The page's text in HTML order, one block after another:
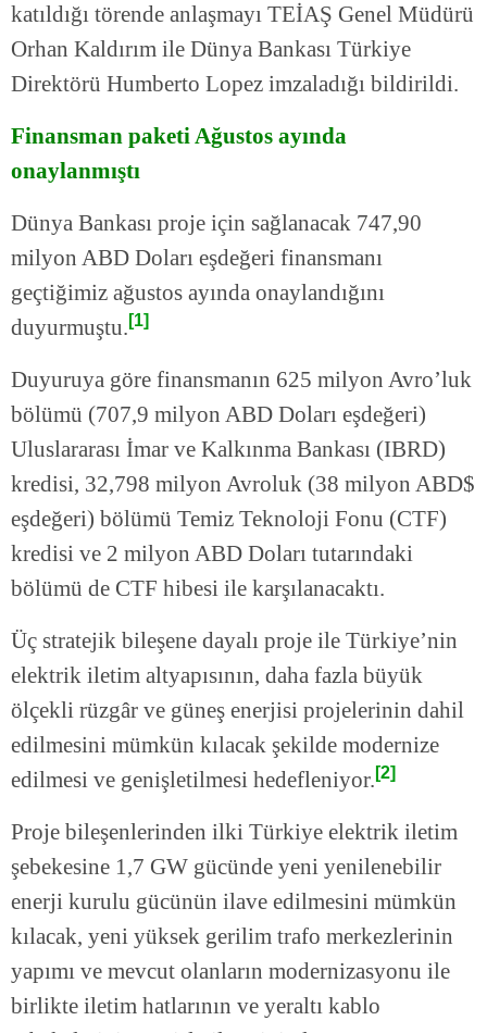
katıldığı törende anlaşmayı TEİAŞ Genel Müdürü
Orhan Kaldırım ile Dünya Bankası Türkiye
Direktörü Humberto Lopez imzaladığı bildirildi.
Finansman paketi Ağustos ayında
onaylanmıştı
Dünya Bankası proje için sağlanacak 747,90
milyon ABD Doları eşdeğeri finansmanı
geçtiğimiz ağustos ayında onaylandığını
duyurmuştu. [1]
Duyuruya göre finansmanın 625 milyon Avro’luk
bölümü (707,9 milyon ABD Doları eşdeğeri)
Uluslararası İmar ve Kalkınma Bankası (IBRD)
kredisi, 32,798 milyon Avroluk (38 milyon ABD$
eşdeğeri) bölümü Temiz Teknoloji Fonu (CTF)
kredisi ve 2 milyon ABD Doları tutarındaki
bölümü de CTF hibesi ile karşılanacaktı.
Üç stratejik bileşene dayalı proje ile Türkiye’nin
elektrik iletim altyapısının, daha fazla büyük
ölçekli rüzgâr ve güneş enerjisi projelerinin dahil
edilmesini mümkün kılacak şekilde modernize
edilmesi ve genişletilmesi hedefleniyor. [2]
Proje bileşenlerinden ilki Türkiye elektrik iletim
şebekesine 1,7 GW gücünde yeni yenilenebilir
enerji kurulu gücünün ilave edilmesini mümkün
kılacak, yeni yüksek gerilim trafo merkezlerinin
yapımı ve mevcut olanların modernizasyonu ile
birlikte iletim hatlarının ve yeraltı kablo